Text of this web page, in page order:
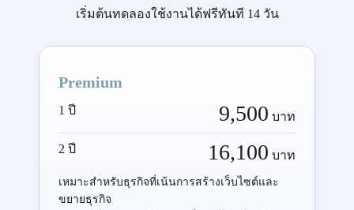
เริ่มต้นทดลองใช้งานได้ฟรีทันที 14 วัน
Premium
1 ปี 9,500 บาท
2 ปี 16,100 บาท
เหมาะสำหรับธุรกิจที่เน้นการสร้างเว็บไซต์และ
ขยายธุรกิจ